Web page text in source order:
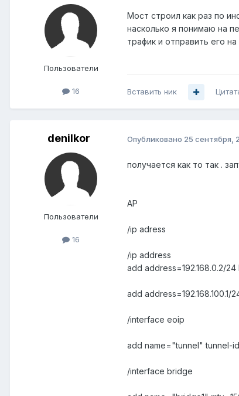
Пользователи
16
Мост строил как раз по
насколько я понимаю на
трафик и отправить его на
Вставить ник
denilkor
Пользователи
16
Опубликовано 25 сентября,
получается как то так .
AP
/ip adress
/ip address
add address=192.168.0.2/
add
/interface eoip
add name="tunnel" tunnel-
/interface bridge